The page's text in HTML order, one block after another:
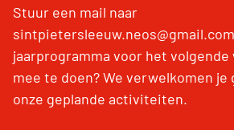
Stuur een mail naar
jaarprogramma voor het volgende
mee te doen? We verwelkomen je
onze geplande activiteiten.